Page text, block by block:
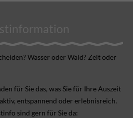
Wasser oder Wald? Zelt oder
für Sie das, was Sie für Ihre Aus­zeit
ent­spannend oder erlebnis­reich.
sind gern für Sie da: